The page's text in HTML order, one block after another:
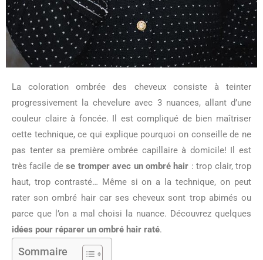
La coloration ombrée des cheveux consiste à teinter
progressivement la chevelure avec 3 nuances, allant d’une
couleur claire à foncée. Il est compliqué de bien maîtriser
cette technique, ce qui explique pourquoi on conseille de ne
pas tenter sa première ombrée capillaire à domicile! Il est
très facile dese tromper avec un ombré hair : trop clair, trop
haut, trop contrasté… Même si on a la technique, on peut
rater son ombré hair car ses cheveux sont trop abimés ou
parce que l’on a mal choisi la nuance. Découvrez quelques
idées pour réparer un ombré hair raté.
Sommaire